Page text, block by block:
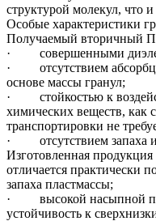
структурой молекул, что
Особые характеристики
Получаемый вторичный
· совершенными
· отсутствием
основе массы гранул;
· стойкостью к
химических веществ, как
транспортировки не
· отсутствием запаха
Изготовленная
отличается практически
запаха пластмассы;
· высокой насыпной
устойчивость к